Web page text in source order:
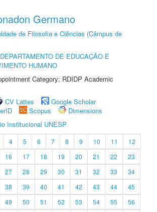
Germano
de Filosofia e Ciências (Câmpus de
DEPARTAMENTO DE EDUCAÇÃO E
HUMANO
Category: RDIDP Academic
CV Lattes
Google Scholar
Scopus
Dimensions
Institucional UNESP
4 5 6 7 8 9 10 11
12
16 17 18 19 20 21 22
23
27 28 29 30 31 32 33
34
38 39 40 41 42 43 44
45
49 50 51 52 53 54 55
56